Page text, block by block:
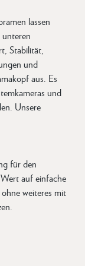
lassen
Stabilität,
und
aus. Es
und
Unsere
für den
auf einfache
weiteres mit